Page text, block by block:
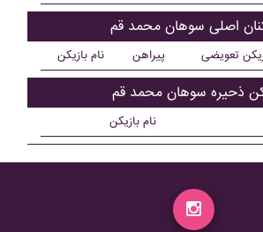
اصلی سوهان محمد قم
نام بازیکن پیراهن تعویضی
ذحیره سوهان محمد قم
نام بازیکن